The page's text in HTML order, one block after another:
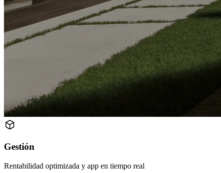
Gestión
Rentabilidad optimizada y app en tiempo real